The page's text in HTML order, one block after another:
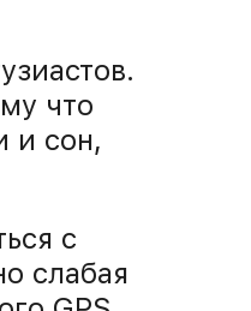
что
и сон,
с
слабая